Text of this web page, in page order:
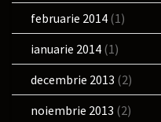
februarie 2014 (1)
ianuarie 2014 (1)
decembrie 2013 (2)
noiembrie 2013 (2)